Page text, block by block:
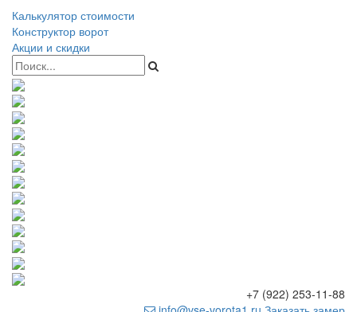
Калькулятор стоимости
Конструктор ворот
Акции и скидки
+7 (922) 253-11-88